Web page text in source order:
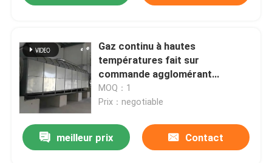
Gaz continu à hautes
températures fait sur
commande agglomérant
l'équipement rotatoire de four
de calcination pour la poudre de
MOQ：1
Prix：negotiable
meilleur prix Contact